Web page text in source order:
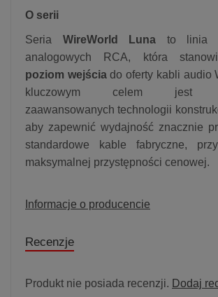
O serii
Seria WireWorld Luna to linia
analogowych RCA, która
poziom wejściado oferty kabli audio
kluczowym celem jest
zaawansowanych technologii
aby zapewnić wydajność znacznie
standardowe kable fabryczne,
maksymalnej przystępności cenowej.
Informacje o producencie
Recenzje
Produkt nie posiada recenzji. Dodaj